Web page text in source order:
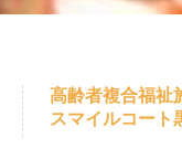
高齢者複合福祉
スマイルコート